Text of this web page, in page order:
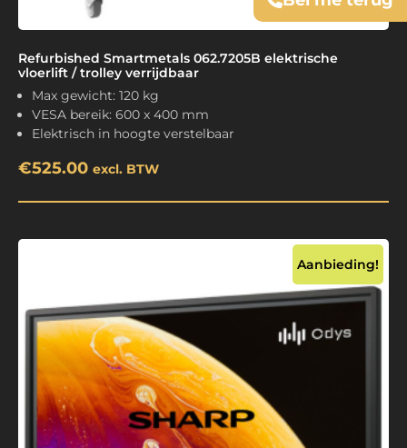
Refurbished Smartmetals 062.7205B elektrische
vloerlift / trolley verrijdbaar
Max gewicht: 120 kg
VESA bereik: 600 x 400 mm
Elektrisch in hoogte verstelbaar
€525.00 excl. BTW
Aanbieding!